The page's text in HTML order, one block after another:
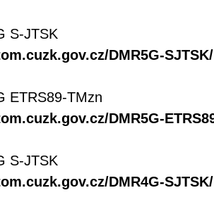
S-JTSK
DMR5G-
ETRS89-TMzn
DMR5G-
S-JTSK
DMR4G-